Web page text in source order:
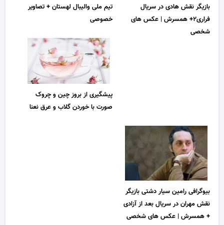
بازیگر نقش هادی در سریال
فراری۲+ همسرش | عکس های
شخصی
تیم ملی والیبال لهستان + تصاویر
خصوصی
پیشگیری از بروز چین و چروک
صورت با خوردن گلاب و عرق نعنا
بیوگرافی رامین سیار دشتی بازیگر
نقش مهران در سریال بعد از آزادی
+ همسرش | عکس های شخصی